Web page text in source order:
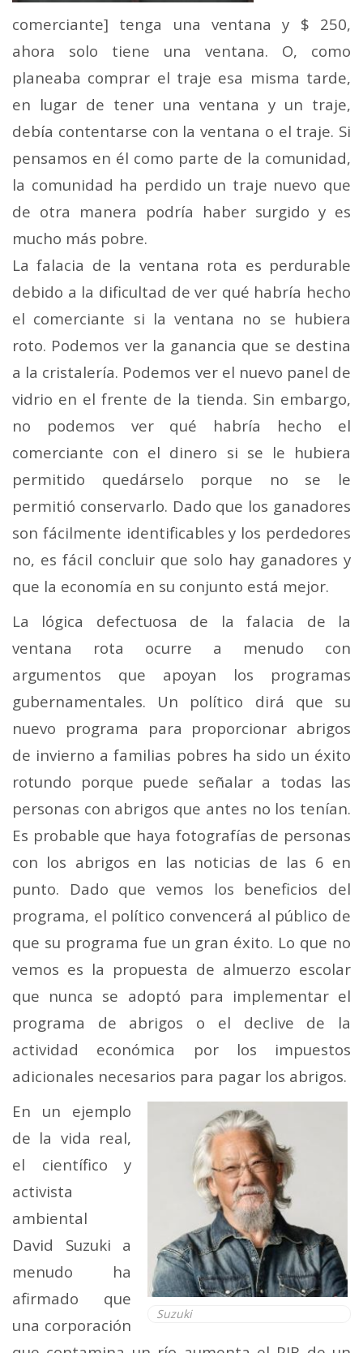
comerciante] tenga una ventana y $ 250,
ahora solo tiene una ventana. O, como
planeaba comprar el traje esa misma tarde,
en lugar de tener una ventana y un traje,
debía contentarse con la ventana o el traje. Si
pensamos en él como parte de la comunidad,
la comunidad ha perdido un traje nuevo que
de otra manera podría haber surgido y es
mucho más pobre.
La falacia de la ventana rota es perdurable
debido a la dificultad de ver qué habría hecho
el comerciante si la ventana no se hubiera
roto. Podemos ver la ganancia que se destina
a la cristalería. Podemos ver el nuevo panel de
vidrio en el frente de la tienda. Sin embargo,
no podemos ver qué habría hecho el
comerciante con el dinero si se le hubiera
permitido quedárselo porque no se le
permitió conservarlo. Dado que los ganadores
son fácilmente identificables y los perdedores
no, es fácil concluir que solo hay ganadores y
que la economía en su conjunto está mejor.
La lógica defectuosa de la falacia de la
ventana rota ocurre a menudo con
argumentos que apoyan los programas
gubernamentales. Un político dirá que su
nuevo programa para proporcionar abrigos
de invierno a familias pobres ha sido un éxito
rotundo porque puede señalar a todas las
personas con abrigos que antes no los tenían.
Es probable que haya fotografías de personas
con los abrigos en las noticias de las 6 en
punto. Dado que vemos los beneficios del
programa, el político convencerá al público de
que su programa fue un gran éxito. Lo que no
vemos es la propuesta de almuerzo escolar
que nunca se adoptó para implementar el
programa de abrigos o el declive de la
actividad económica por los impuestos
adicionales necesarios para pagar los abrigos.
Suzuki
En un ejemplo
de la vida real,
el científico y
activista
ambiental
David Suzuki a
menudo ha
afirmado que
una corporación